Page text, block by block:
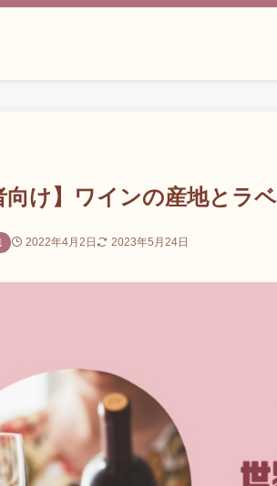
向け】ワインの産地とラ
2022年4月2日 2023年5月24日